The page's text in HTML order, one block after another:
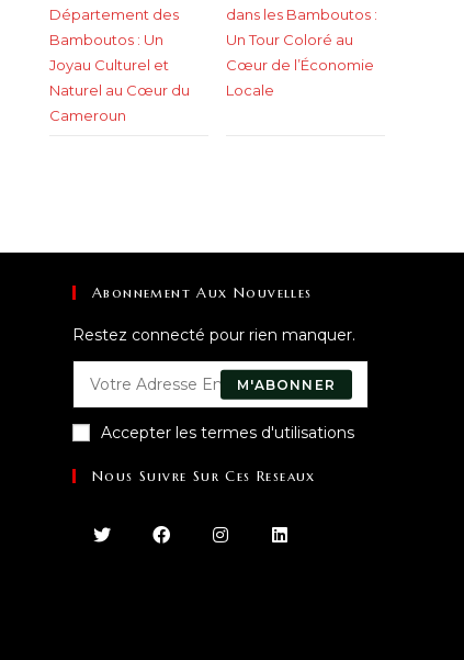
Département des
Bamboutos : Un
Joyau Culturel et
Naturel au Cœur du
Cameroun
dans les Bamboutos :
Un Tour Coloré au
Cœur de l’Économie
Locale
Abonnement Aux Nouvelles
Restez connecté pour rien manquer.
M'ABONNER
Accepter les termes d'utilisations
Nous Suivre Sur Ces Reseaux